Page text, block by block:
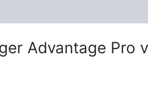
Advantage Pro